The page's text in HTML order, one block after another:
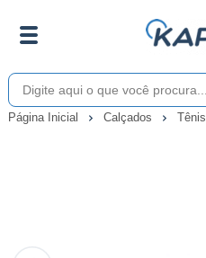
Página Inicial Calçados Tênis